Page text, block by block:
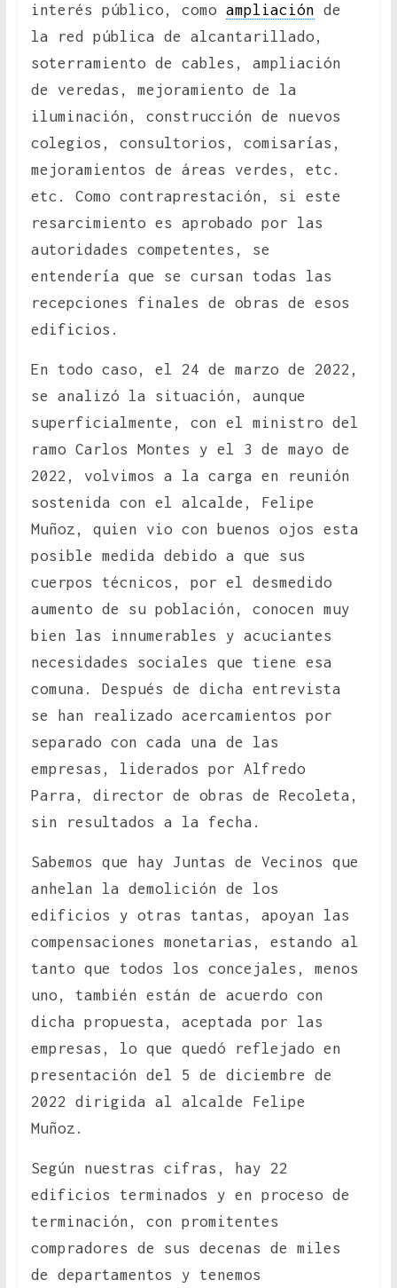
interés público, como ampliación de
la red pública de alcantarillado,
soterramiento de cables, ampliación
de veredas, mejoramiento de la
iluminación, construcción de nuevos
colegios, consultorios, comisarías,
mejoramientos de áreas verdes, etc.
etc. Como contraprestación, si este
resarcimiento es aprobado por las
autoridades competentes, se
entendería que se cursan todas las
recepciones finales de obras de esos
edificios.
En todo caso, el 24 de marzo de 2022,
se analizó la situación, aunque
superficialmente, con el ministro del
ramo Carlos Montes y el 3 de mayo de
2022, volvimos a la carga en reunión
sostenida con el alcalde, Felipe
Muñoz, quien vio con buenos ojos esta
posible medida debido a que sus
cuerpos técnicos, por el desmedido
aumento de su población, conocen muy
bien las innumerables y acuciantes
necesidades sociales que tiene esa
comuna. Después de dicha entrevista
se han realizado acercamientos por
separado con cada una de las
empresas, liderados por Alfredo
Parra, director de obras de Recoleta,
sin resultados a la fecha.
Sabemos que hay Juntas de Vecinos que
anhelan la demolición de los
edificios y otras tantas, apoyan las
compensaciones monetarias, estando al
tanto que todos los concejales, menos
uno, también están de acuerdo con
dicha propuesta, aceptada por las
empresas, lo que quedó reflejado en
presentación del 5 de diciembre de
2022 dirigida al alcalde Felipe
Muñoz.
Según nuestras cifras, hay 22
edificios terminados y en proceso de
terminación, con promitentes
compradores de sus decenas de miles
de departamentos y tenemos